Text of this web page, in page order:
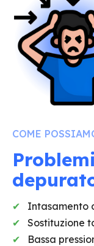
COME
Intasamento
Sostituzione
Bassa